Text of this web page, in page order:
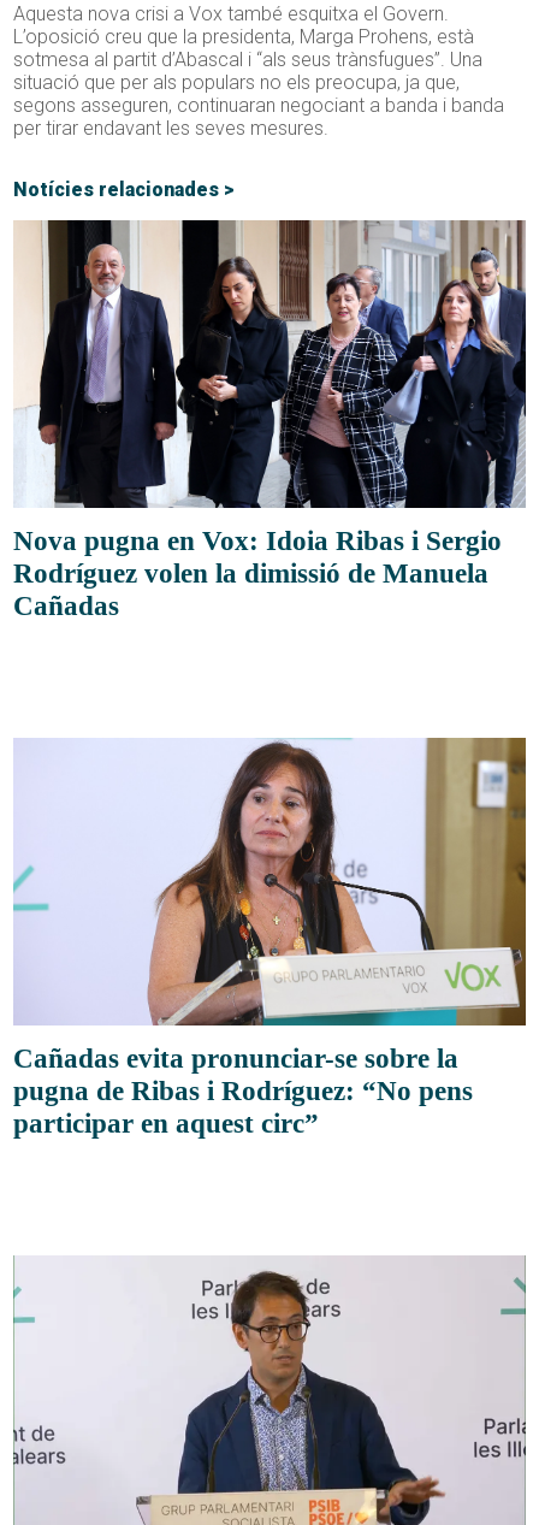
Aquesta nova crisi a Vox també esquitxa el Govern.
L’oposició creu que la presidenta, Marga Prohens, està
sotmesa al partit d’Abascal i “als seus trànsfugues”. Una
situació que per als populars no els preocupa, ja que,
segons asseguren, continuaran negociant a banda i banda
per tirar endavant les seves mesures.
Notícies relacionades >
Nova pugna en Vox: Idoia Ribas i Sergio
Rodríguez volen la dimissió de Manuela
Cañadas
Cañadas evita pronunciar-se sobre la
pugna de Ribas i Rodríguez: “No pens
participar en aquest circ”